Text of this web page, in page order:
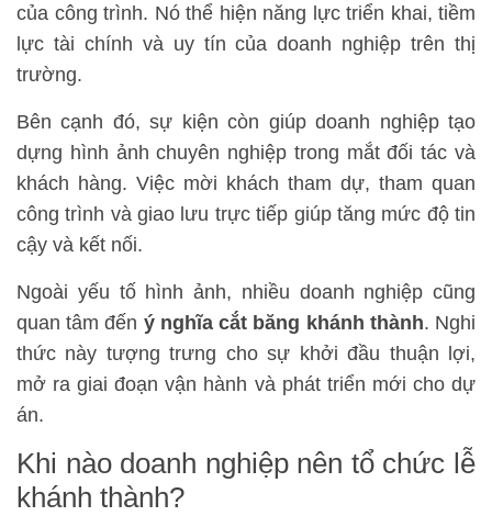
của công trình. Nó thể hiện năng lực triển khai, tiềm
lực tài chính và uy tín của doanh nghiệp trên thị
trường.
Bên cạnh đó, sự kiện còn giúp doanh nghiệp tạo
dựng hình ảnh chuyên nghiệp trong mắt đối tác và
khách hàng. Việc mời khách tham dự, tham quan
công trình và giao lưu trực tiếp giúp tăng mức độ tin
cậy và kết nối.
Ngoài yếu tố hình ảnh, nhiều doanh nghiệp cũng
quan tâm đến ý nghĩa cắt băng khánh thành. Nghi
thức này tượng trưng cho sự khởi đầu thuận lợi,
mở ra giai đoạn vận hành và phát triển mới cho dự
án.
Khi nào doanh nghiệp nên tổ chức lễ
khánh thành?